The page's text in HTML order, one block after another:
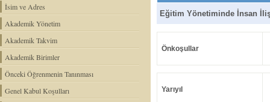
İsim ve Adres
Akademik Yönetim
Akademik Takvim
Akademik Birimler
Önceki Öğrenmenin Tanınması
Genel Kabul Koşulları
Eğitim Yönetiminde İnsan
Önkoşullar
Yarıyıl